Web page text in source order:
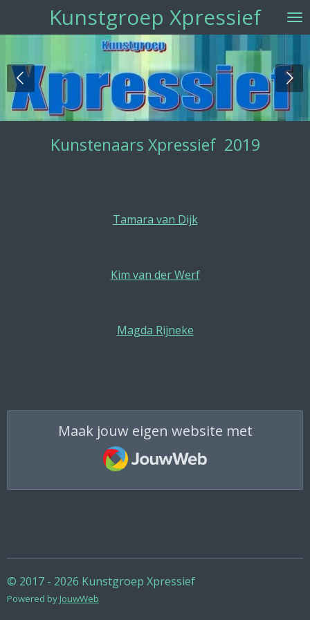
de
hoofdinhoud
Kunstgroep Xpressief
Kunstenaars Xpressief 2019
Tamara van Dijk
Kim van der Werf
Magda Rijneke
Maak jouw eigen website met
JouwWeb
© 2017 - 2026 Kunstgroep Xpressief
Powered by JouwWeb